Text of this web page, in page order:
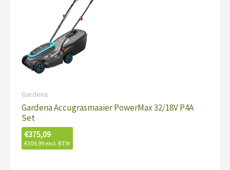
Gardena
Gardena Accugrasmaaier PowerMax 32/18V P4A
Set
€375,09
€309,99 excl. BTW